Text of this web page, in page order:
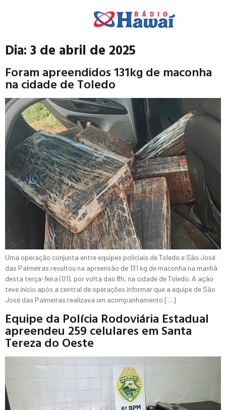
Dia: 3 de abril de 2025
Foram apreendidos 131kg de maconha
na cidade de Toledo
Uma operação conjunta entre equipes policiais de Toledo e São José
das Palmeiras resultou na apreensão de 131 kg de maconha na manhã
desta terça-feira (01), por volta das 8h, na cidade de Toledo. A ação
teve início após a central de operações informar que a equipe de São
José das Palmeiras realizava um acompanhamento […]
Equipe da Polícia Rodoviária Estadual
apreendeu 259 celulares em Santa
Tereza do Oeste